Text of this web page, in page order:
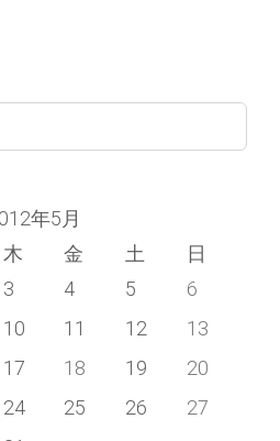
木 金
3 4 5
6
10 11 12
13
17 18 19
20
24 25 26
27
31